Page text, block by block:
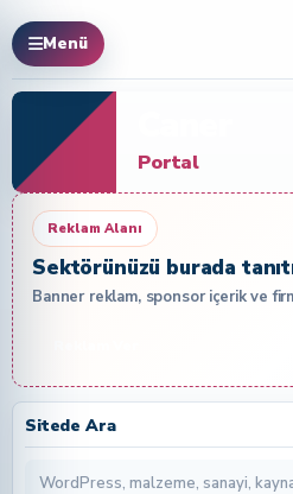
Menü
Portal
Reklam Alanı
Sektörünüzü burada
Banner reklam, sponsor içerik ve
Sitede Ara